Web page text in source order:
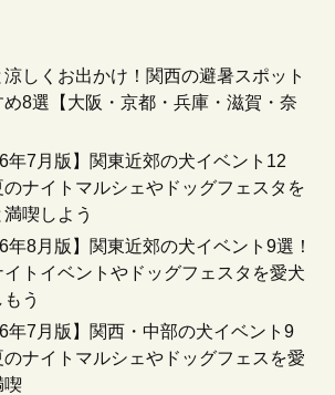
しくお出かけ！関西の避暑スポット
め8選【大阪・京都・兵庫・滋賀・奈
年7月版】関東近郊の犬イベント12
のナイトマルシェやドッグフェスタを
喫しよう
年8月版】関東近郊の犬イベント9選！
イトイベントやドッグフェスタを愛犬
う
年7月版】関西・中部の犬イベント9
のナイトマルシェやドッグフェスを愛
喫